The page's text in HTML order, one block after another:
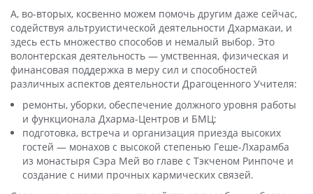
А, во-вторых, косвенно можем помочь другим даже сейчас,
содействуя альтруистической деятельности Дхармакаи, и
здесь есть множество способов и немалый выбор. Это
волонтерская деятельность — умственная, физическая и
финансовая поддержка в меру сил и способностей
различных аспектов деятельности Драгоценного Учителя:
ремонты, уборки, обеспечение должного уровня работы
и функционала Дхарма-Центров и БМЦ;
подготовка, встреча и организация приезда высоких
гостей — монахов с высокой степенью Геше-Лхарамба
из монастыря Сэра Мей во главе с Тэкченом Ринпоче и
создание с ними прочных кармических связей.